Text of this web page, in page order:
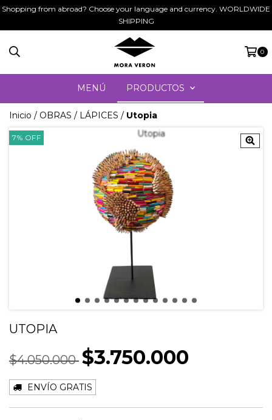
Shopping from abroad? Choose your language and currency. WORLDWIDE
SHIPPING
0
MENÚ PRODUCTOS
Inicio / OBRAS / LÁPICES / Utopia
7% OFF
UTOPIA
$4.050.000 $3.750.000
ENVÍO GRATIS